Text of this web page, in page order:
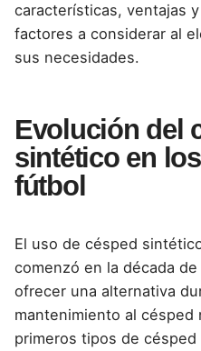
características, ventajas
factores a considerar al
sus necesidades.
Evolución del
sintético en
fútbol
El uso de césped
comenzó en la década
ofrecer una alternativa
mantenimiento al césped
primeros tipos de